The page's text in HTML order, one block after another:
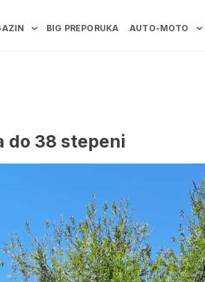
BIG PREPORUKA AUTO-MOTO
do 38 stepeni